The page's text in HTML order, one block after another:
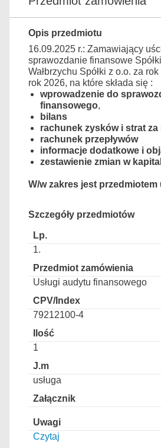
Opis przedmiotu
16.09.2025 r.: Zamawiający
sprawozdanie finansowe
Wałbrzychu Spółki z o.o. za
rok 2026, na które składa się :
wprowadzenie do
finansowego,
bilans
rachunek zysków i strat
rachunek przepływów
informacje dodatkowe i
zestawienie zmian w
W/w zakres jest przedmiotem
Szczegóły przedmiotów
1.
Usługi audytu finansowego
79212100-4
1
usługa
Czytaj